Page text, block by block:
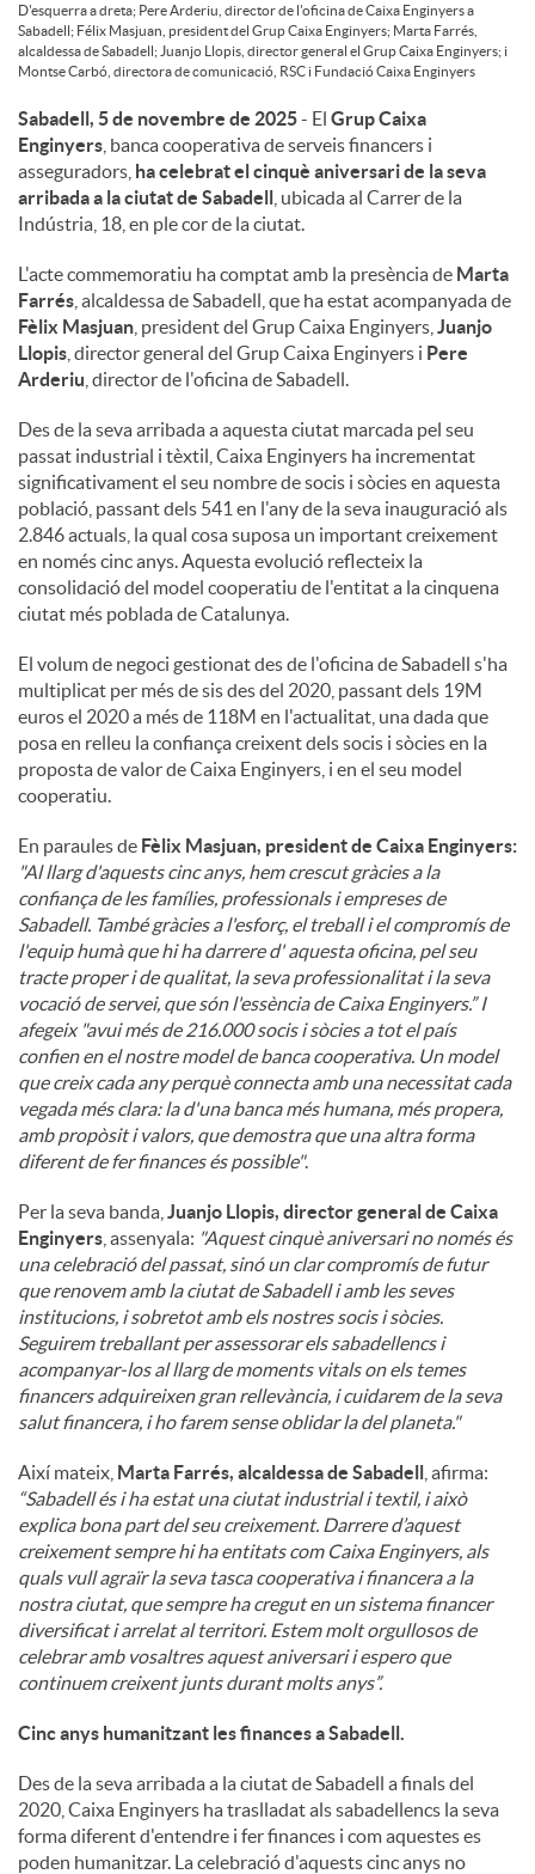
n
g
u
t
s
D'esquerra a dreta; Pere Arderiu, director de l'oficina de Caixa Enginyers a
Sabadell; Félix Masjuan, president del Grup Caixa Enginyers; Marta Farrés,
alcaldessa de Sabadell; Juanjo Llopis, director general el Grup Caixa Enginyers; i
Montse Carbó, directora de comunicació, RSC i Fundació Caixa Enginyers
Sabadell, 5 de novembre de 2025- El Grup Caixa
Enginyers , banca cooperativa de serveis financers i
asseguradors, ha celebrat el cinquè aniversari de la seva
arribada a la ciutat de Sabadell , ubicada al Carrer de la
Indústria, 18, en ple cor de la ciutat.
L'acte commemoratiu ha comptat amb la presència de Marta
Farrés , alcaldessa de Sabadell, que ha estat acompanyada de
Fèlix Masjuan , president del Grup Caixa Enginyers, Juanjo
Llopis , director general del Grup Caixa Enginyers i Pere
Arderiu , director de l'oficina de Sabadell.
Des de la seva arribada a aquesta ciutat marcada pel seu
passat industrial i tèxtil, Caixa Enginyers ha incrementat
significativament el seu nombre de socis i sòcies en aquesta
població, passant dels 541 en l'any de la seva inauguració als
2.846 actuals, la qual cosa suposa un important creixement
en només cinc anys. Aquesta evolució reflecteix la
consolidació del model cooperatiu de l'entitat a la cinquena
ciutat més poblada de Catalunya.
El volum de negoci gestionat des de l'oficina de Sabadell s'ha
multiplicat per més de sis des del 2020, passant dels 19M
euros el 2020 a més de 118M en l'actualitat, una dada que
posa en relleu la confiança creixent dels socis i sòcies en la
proposta de valor de Caixa Enginyers, i en el seu model
cooperatiu.
En paraules de Fèlix Masjuan, president de Caixa Enginyers:
"Al llarg d'aquests cinc anys, hem crescut gràcies a la
confiança de les famílies, professionals i empreses de
Sabadell. També gràcies a l'esforç, el treball i el compromís de
l'equip humà que hi ha darrere d' aquesta oficina, pel seu
tracte proper i de qualitat, la seva professionalitat i la seva
vocació de servei, que són l'essència de Caixa Enginyers.” I
afegeix "avui més de 216.000 socis i sòcies a tot el país
confien en el nostre model de banca cooperativa. Un model
que creix cada any perquè connecta amb una necessitat cada
vegada més clara: la d'una banca més humana, més propera,
amb propòsit i valors, que demostra que una altra forma
diferent de fer finances és possible".
Per la seva banda, Juanjo Llopis, director general de Caixa
Enginyers , assenyala: "Aquest cinquè aniversari no només és
una celebració del passat, sinó un clar compromís de futur
que renovem amb la ciutat de Sabadell i amb les seves
institucions, i sobretot amb els nostres socis i sòcies.
Seguirem treballant per assessorar els sabadellencs i
acompanyar-los al llarg de moments vitals on els temes
financers adquireixen gran rellevància, i cuidarem de la seva
salut financera, i ho farem sense oblidar la del planeta."
Així mateix, Marta Farrés, alcaldessa de Sabadell , afirma:
“Sabadell és i ha estat una ciutat industrial i textil, i això
explica bona part del seu creixement. Darrere d’aquest
creixement sempre hi ha entitats com Caixa Enginyers, als
quals vull agraïr la seva tasca cooperativa i financera a la
nostra ciutat, que sempre ha cregut en un sistema financer
diversificat i arrelat al territori. Estem molt orgullosos de
celebrar amb vosaltres aquest aniversari i espero que
continuem creixent junts durant molts anys”.
Cinc anys humanitzant les finances a Sabadell.
Des de la seva arribada a la ciutat de Sabadell a finals del
2020, Caixa Enginyers ha traslladat als sabadellencs la seva
forma diferent d'entendre i fer finances i com aquestes es
poden humanitzar. La celebració d'aquests cinc anys no